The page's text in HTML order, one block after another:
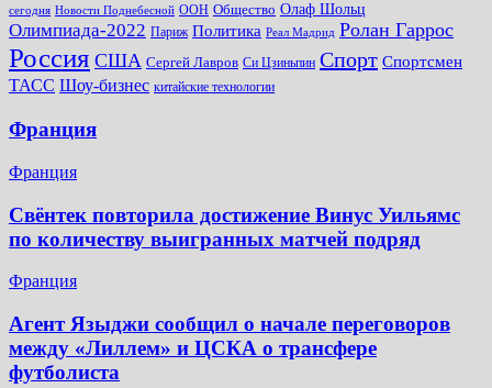
сегодня Новости Поднебесной ООН Общество Олаф Шольц
Олимпиада-2022 Париж Политика Реал Мадрид Ролан Гаррос
Россия США Сергей Лавров Си Цзиньпин Спорт Спортсмен
ТАСС Шоу-бизнес китайские технологии
Франция
Франция
Свёнтек повторила достижение Винус Уильямс
по количеству выигранных матчей подряд
Франция
Агент Языджи сообщил о начале переговоров
между «Лиллем» и ЦСКА о трансфере
футболиста